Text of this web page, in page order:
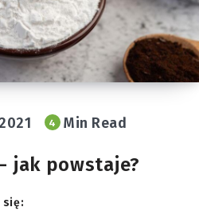
4 Min Read
jak powstaje?
się: